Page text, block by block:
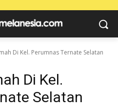
Di Kel. Perumnas Ternate Selatan
Di Kel.
Selatan